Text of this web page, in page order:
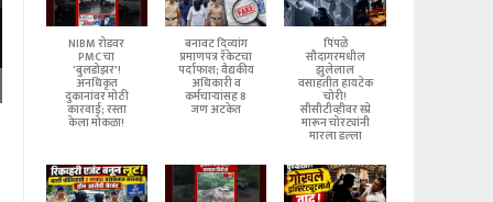
NIBM रोडवर
PMC चा
'बुलडोझर'!
अनधिकृत
दुकानांवर मोठी
कारवाई; रस्ता
केला मोकळा!
बनावट दिव्यांग
प्रमाणपत्र रॅकेटचा
पर्दाफाश; वैद्यकीय
अधिकारी व
कर्मचाऱ्यांसह 8
जण अटकेत
पिंपळे
सौदागरमधील
झुलेलाल
वसाहतीत हायटेक
चोरी!
सीसीटीव्हीवर स्प्रे
मारून चोरट्यांनी
मारला डल्ला